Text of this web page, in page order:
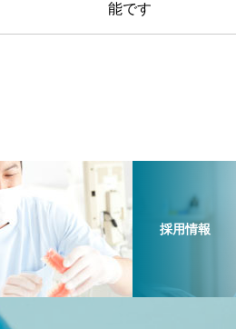
能です
採用情報